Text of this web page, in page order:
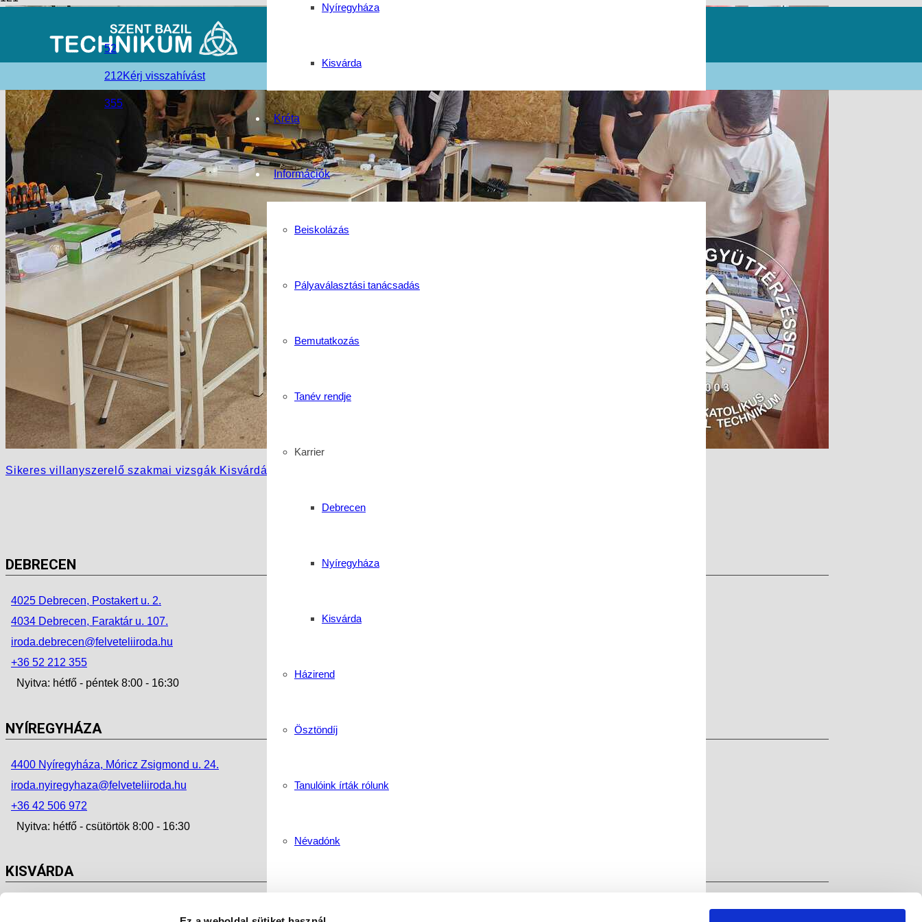
Nyíregyháza
Kisvárda
Kréta
Információk
Beiskolázás
Pályaválasztási tanácsadás
Bemutatkozás
Tanév rendje
Karrier
Debrecen
Nyíregyháza
Kisvárda
Házirend
Ösztöndíj
Tanulóink írták rólunk
Névadónk
52
212
355
Kérj visszahívást
Sikeres villanyszerelő szakmai vizsgák Kisvárdán – Új szakemberekkel erősödik a térség
DEBRECEN
4025 Debrecen, Postakert u. 2.
4034 Debrecen, Faraktár u. 107.
iroda.debrecen@felveteliiroda.hu
+36 52 212 355
Nyitva: hétfő - péntek 8:00 - 16:30
NYÍREGYHÁZA
4400 Nyíregyháza, Móricz Zsigmond u. 24.
iroda.nyiregyhaza@felveteliiroda.hu
+36 42 506 972
Nyitva: hétfő - csütörtök 8:00 - 16:30
KISVÁRDA